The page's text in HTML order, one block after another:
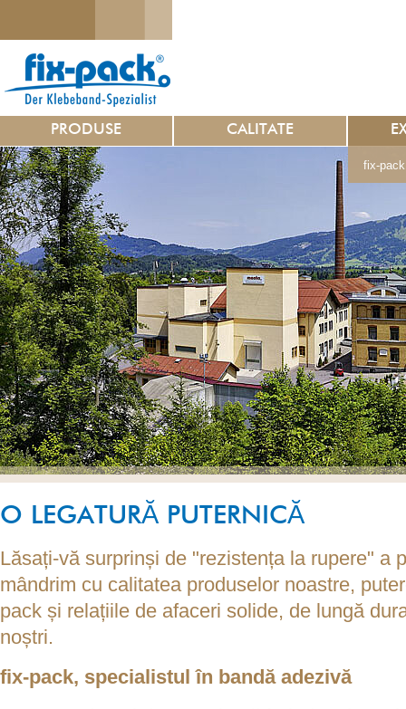
PRODUSE CALITATE
fix-
O LEGATURĂ PUTERNICĂ
Lăsați-vă surprinși de "rezistența la rupere" a
mândrim cu calitatea produselor noastre,
pack și relațiile de afaceri solide, de lungă
noștri.
fix-pack, specialistul în bandă adezivă